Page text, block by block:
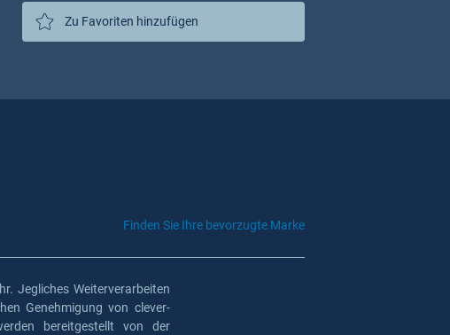
Zu Favoriten hinzufügen
Finden Sie Ihre bevorzugte Marke
Jegliches Weiterverarbeiten
Genehmigung von clever-
bereitgestellt von der